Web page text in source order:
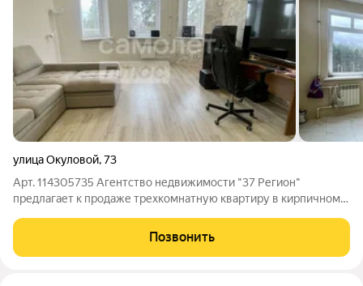
улица Окуловой,73
Арт. 114305735 Агентство недвижимости "37 Регион"
предлагает к продаже трехкомнатную квартиру в кирпичном
Площадь квартиры: 104 кв.м 1 Комната: 25 кв м 2 Комната: 20
кв м 3 Комната: 17 кв м Кухня:
Позвонить